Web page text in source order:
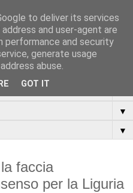
▼
▼
faccia
per la Liguria
to deliver its services
and user-agent are
performance and security
generate usage
abuse.
GOT IT